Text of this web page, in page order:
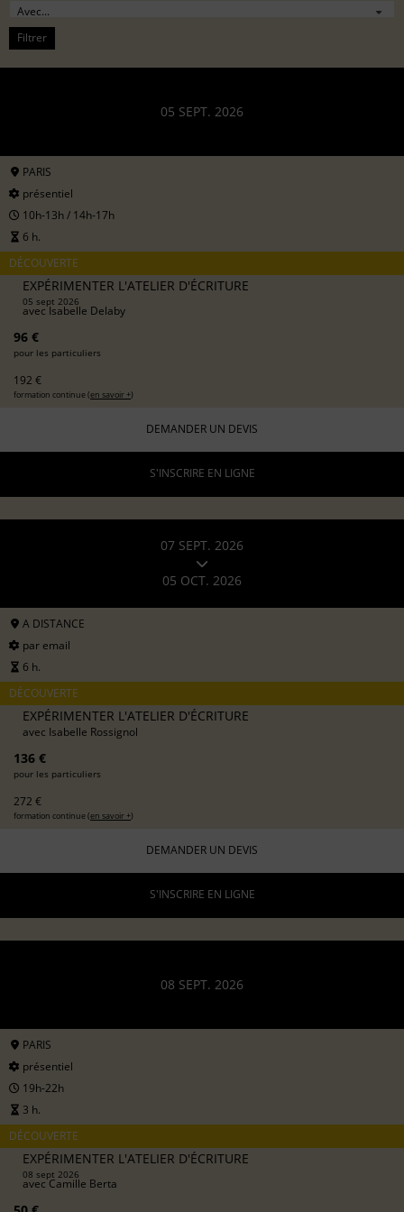
Filtrer
05 SEPT. 2026
PARIS
présentiel
10h-13h / 14h-17h
6 h.
DÉCOUVERTE
EXPÉRIMENTER L'ATELIER D'ÉCRITURE
05 sept 2026
avecIsabelle Delaby
96 €
pour les particuliers
192 €
formation continue (en savoir +)
DEMANDER UN DEVIS
S'INSCRIRE EN LIGNE
07 SEPT. 2026
05 OCT. 2026
A DISTANCE
par email
6 h.
DÉCOUVERTE
EXPÉRIMENTER L'ATELIER D'ÉCRITURE
avec Isabelle Rossignol
136 €
pour les particuliers
272 €
formation continue (en savoir +)
DEMANDER UN DEVIS
S'INSCRIRE EN LIGNE
08 SEPT. 2026
PARIS
présentiel
19h-22h
3 h.
DÉCOUVERTE
EXPÉRIMENTER L'ATELIER D'ÉCRITURE
08 sept 2026
avecCamille Berta